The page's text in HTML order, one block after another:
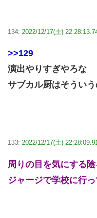
134: 2022/12/17(土)
>>129
演出やりすぎやろな
サブカル厨はそうい
133: 2022/12/17(土)
周りの目を気にする
ジャージで学校に行